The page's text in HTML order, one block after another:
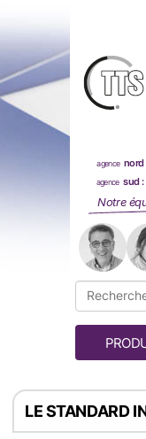
agence nord
agence sud :
Notre
LE STANDARD